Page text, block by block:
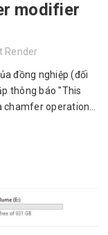
modifier
Render
đồng nghiệp (đối
thông báo "This
chamfer operation